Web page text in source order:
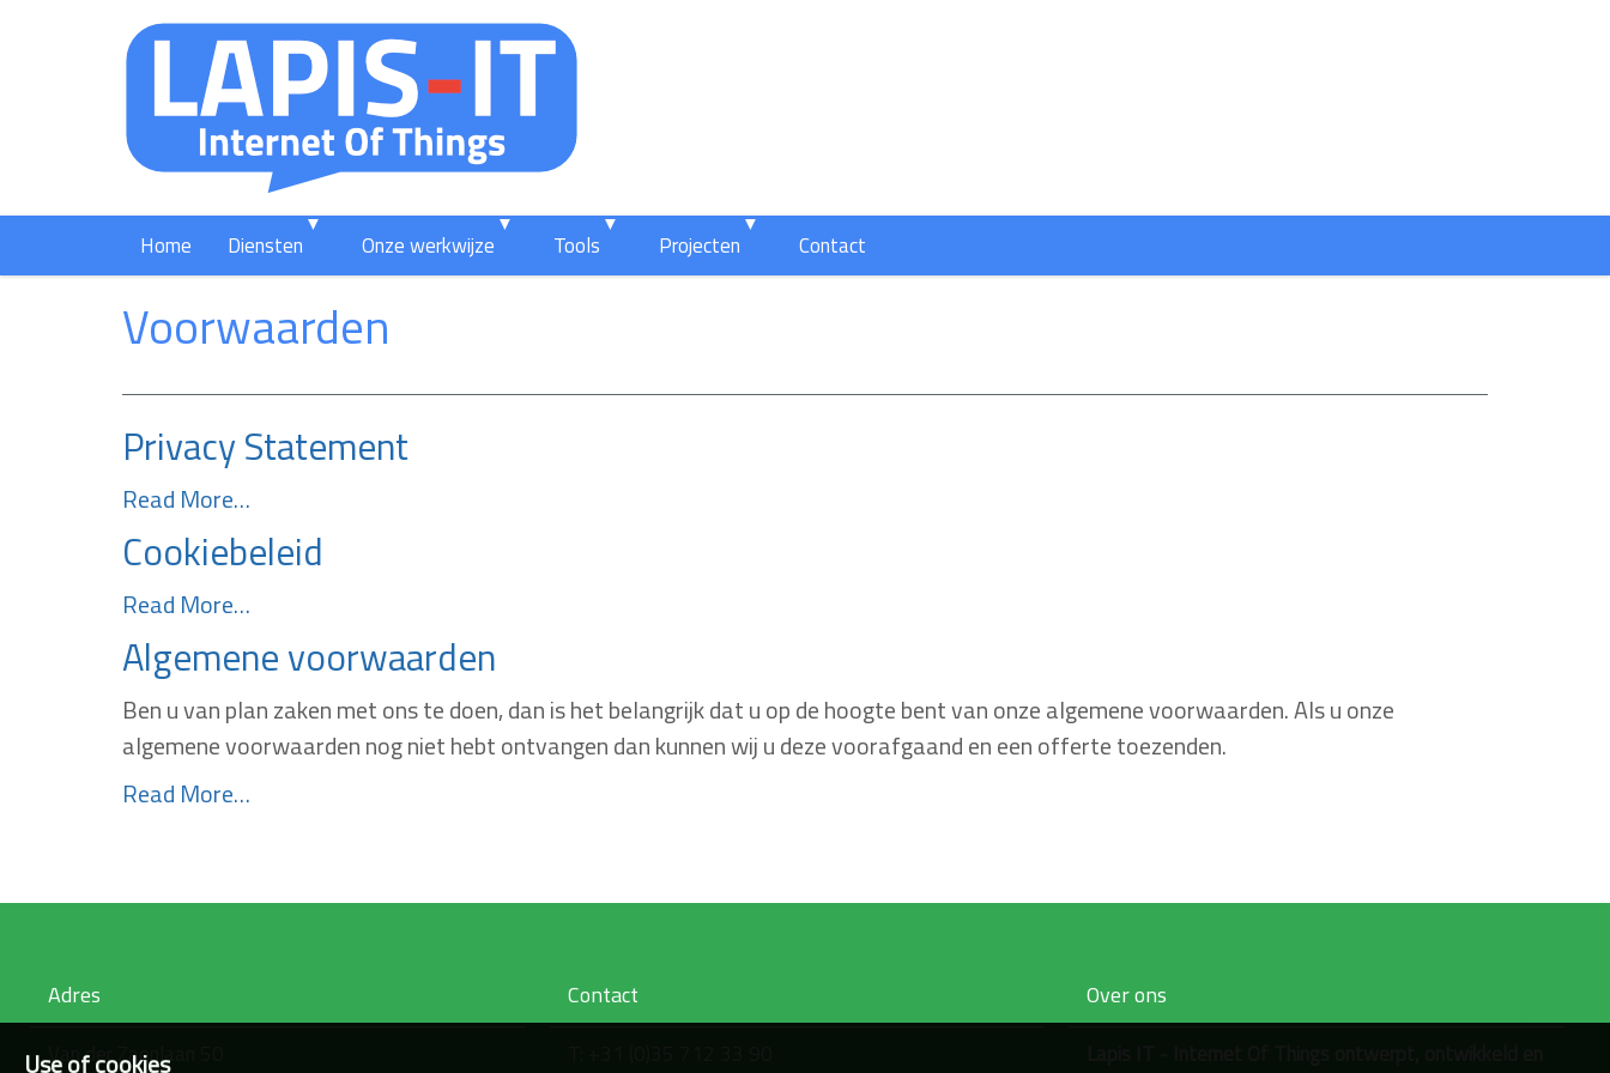
Home Diensten Onze werkwijze Tools Projecten Contact
Voorwaarden
Privacy Statement
Read More…
Cookiebeleid
Read More…
Algemene voorwaarden
Ben u van plan zaken met ons te doen, dan is het belangrijk dat u op de hoogte bent van onze algemene voorwaarden. Als u onze
algemene voorwaarden nog niet hebt ontvangen dan kunnen wij u deze voorafgaand en een offerte toezenden.
Read More…
Adres
Van der Zaenlaan 50
Contact Over ons
Use of cookies